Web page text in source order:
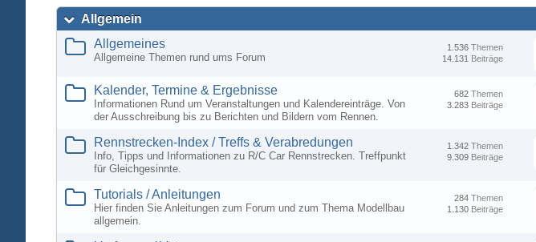
Allgemein
Allgemeines
Allgemeine Themen rund ums Forum
Themen
1.536
Beiträge
14.131
Kalender, Termine & Ergebnisse
Informationen Rund um Veranstaltungen und Kalendereinträge. Von
der Ausschreibung bis zu Berichten und Bildern vom Rennen.
Themen
682
Beiträge
3.283
Rennstrecken-Index / Treffs & Verabredungen
Info, Tipps und Informationen zu R/C Car Rennstrecken. Treffpunkt
für Gleichgesinnte.
Themen
1.342
Beiträge
9.309
Tutorials / Anleitungen
Hier finden Sie Anleitungen zum Forum und zum Thema Modellbau
allgemein.
Themen
284
Beiträge
1.130